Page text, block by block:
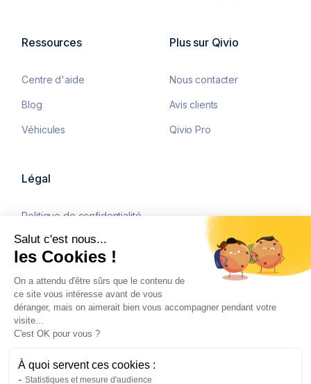
Ressources
Centre d'aide
Blog
Véhicules
Plus sur Qivio
Nous contacter
Avis clients
Qivio Pro
Légal
Politique de confidentialité
Mentions légales
CGU
©2026 Qivio tous droits
réservés. Courtier
l’Orias sous le numéro
23000353, ayant son siège au
Salut c'est nous...
les Cookies !
On a attendu d'être sûrs que le contenu de
ce site vous intéresse avant de vous
déranger, mais on aimerait bien vous accompagner pendant votre
visite...
C'est OK pour vous ?
À quoi servent ces cookies :
Statistiques et mesure d'audience